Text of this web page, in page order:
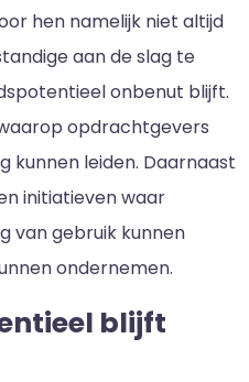
hen namelijk niet altijd
aan de slag te
onbenut blijft.
opdrachtgevers
kunnen leiden. Daarnaast
initiatieven waar
van gebruik kunnen
ondernemen.
blijft